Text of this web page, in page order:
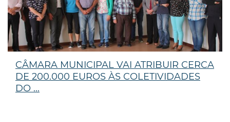
CÂMARA MUNICIPAL VAI ATRIBUIR CERCA
DE 200.000 EUROS ÀS COLETIVIDADES
DO ...